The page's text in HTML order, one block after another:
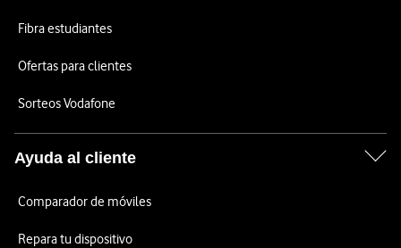
Fibra estudiantes
Ofertas para clientes
Sorteos Vodafone
Ayuda al cliente
Comparador de móviles
Repara tu dispositivo